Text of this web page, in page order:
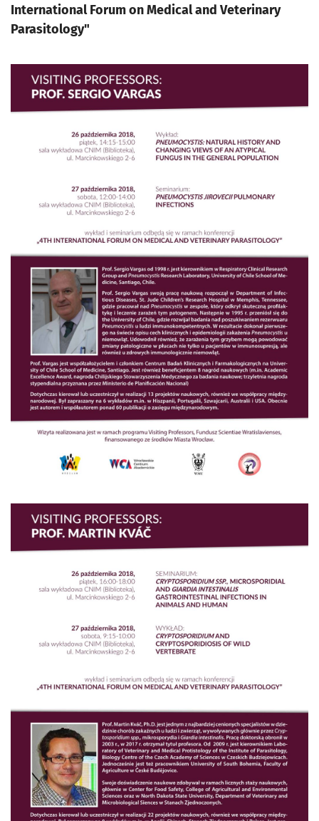
International Forum on Medical and Veterinary
Parasitology"